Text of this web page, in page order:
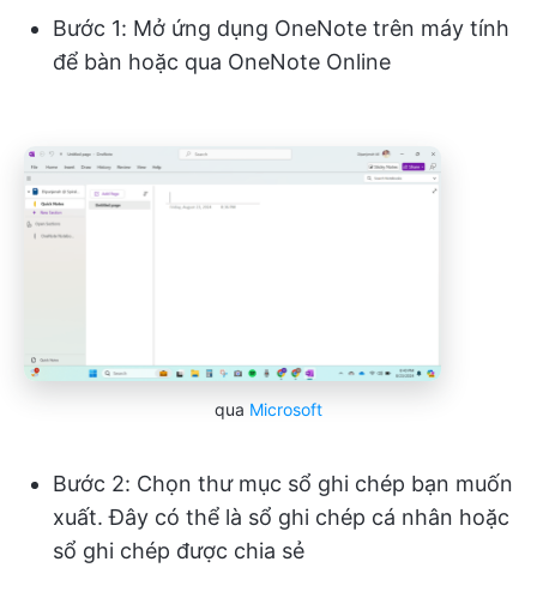
Bước 1: Mở ứng dụng OneNote trên máy tính
để bàn hoặc qua OneNote Online
qua Microsoft
Bước 2: Chọn thư mục sổ ghi chép bạn muốn
xuất. Đây có thể là sổ ghi chép cá nhân hoặc
sổ ghi chép được chia sẻ